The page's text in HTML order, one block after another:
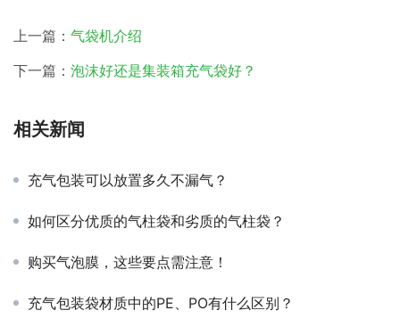
上一篇： 气袋机介绍
下一篇： 泡沫好还是集装箱充气袋好？
相关新闻
充气包装可以放置多久不漏气？
如何区分优质的气柱袋和劣质的气柱袋？
购买气泡膜，这些要点需注意！
充气包装袋材质中的PE、PO有什么区别？